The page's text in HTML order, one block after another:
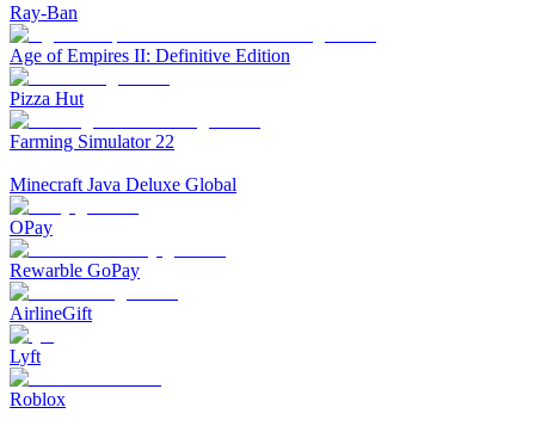
Ray-Ban
Age of Empires II: Definitive Edition
Pizza Hut
Farming Simulator 22
Minecraft Java Deluxe Global
OPay
Rewarble GoPay
AirlineGift
Lyft
Roblox